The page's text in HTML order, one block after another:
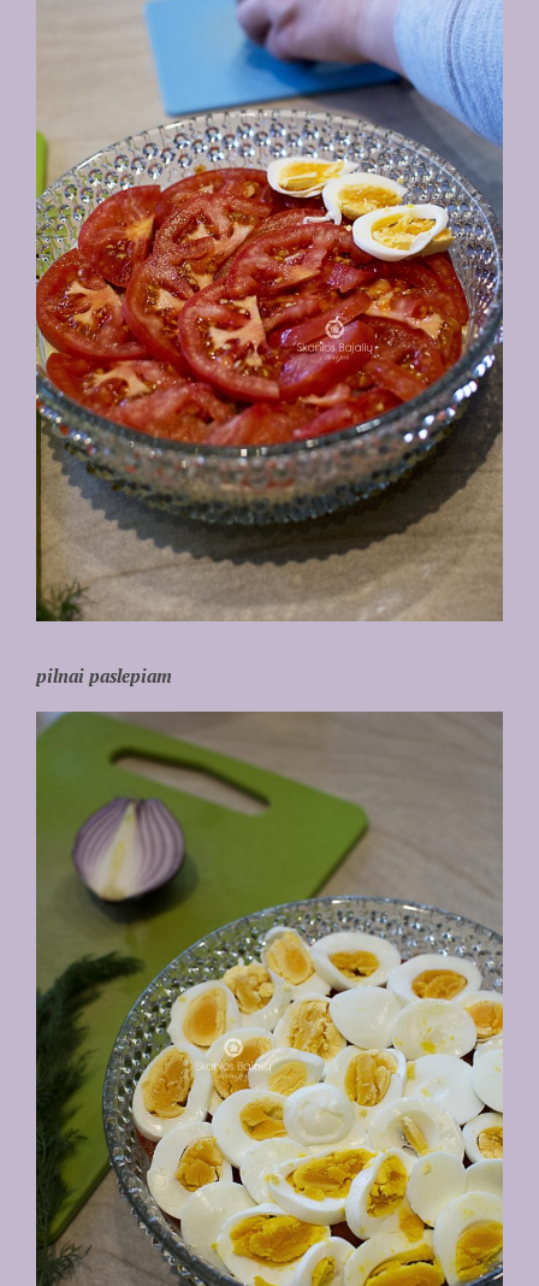
pilnai paslepiam